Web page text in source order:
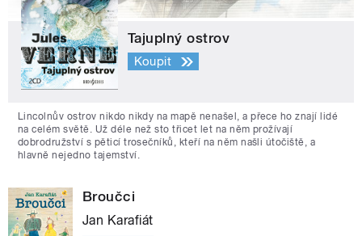
Tajuplný ostrov
Koupit
Lincolnův ostrov nikdo nikdy na mapě nenašel, a přece ho znají lidé
na celém světě. Už déle než sto třicet let na něm prožívají
dobrodružství s pěticí trosečníků, kteří na něm našli útočiště, a
hlavně nejedno tajemství.
Broučci
Jan Karafiát